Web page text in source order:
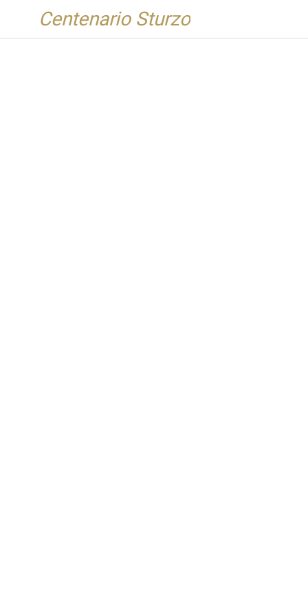
Centenario Sturzo